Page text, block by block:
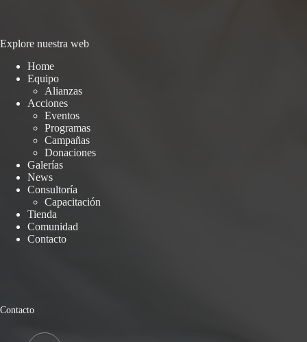
Explore nuestra web
Home
Equipo
Alianzas
Acciones
Eventos
Programas
Campañas
Donaciones
Galerías
News
Consultoría
Capacitación
Tienda
Comunidad
Contacto
Contacto